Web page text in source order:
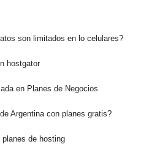
son limitados en lo celulares?
hostgator
en Planes de Negocios
Argentina con planes gratis?
de hosting